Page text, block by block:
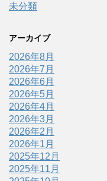
未分類
アーカイブ
2026年8月
2026年7月
2026年6月
2026年5月
2026年4月
2026年3月
2026年2月
2026年1月
2025年12月
2025年11月